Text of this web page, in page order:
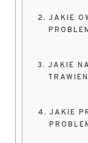
JAKIE
JAKIE
JAKIE